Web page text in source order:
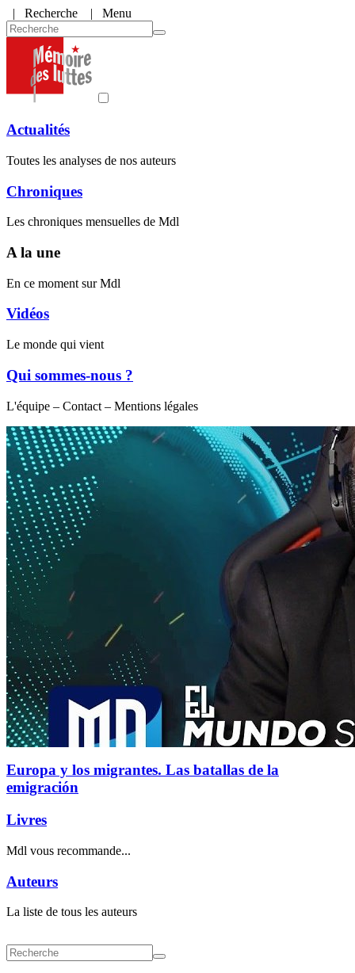
| Recherche | Menu
Actualités
Toutes les analyses de nos auteurs
Chroniques
Les chroniques mensuelles de Mdl
A la une
En ce moment sur Mdl
Vidéos
Le monde qui vient
Qui sommes-nous ?
L'équipe – Contact – Mentions légales
Europa y los migrantes. Las batallas de la
emigración
Livres
Mdl vous recommande...
Auteurs
La liste de tous les auteurs